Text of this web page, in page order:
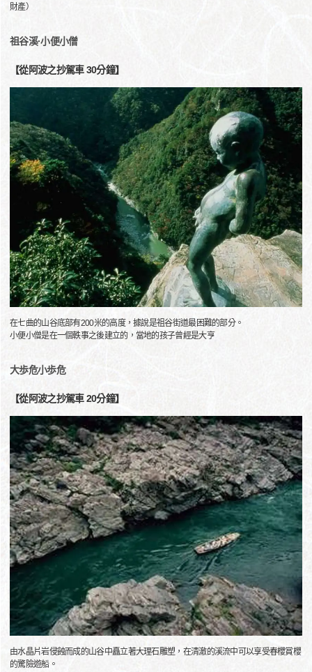
財產）
祖谷溪·小便小僧
【從阿波之抄駕車 30分鐘】
在七曲的山谷底部有200米的高度，據說是祖谷街道最困難的部分。
小便小僧是在一個軼事之後建立的，當地的孩子曾經是大亨
大歩危小歩危
【從阿波之抄駕車 20分鐘】
由水晶片岩侵蝕而成的山谷中矗立著大理石雕塑，在清澈的溪流中可以享受春櫻賞櫻
的驚險遊船。